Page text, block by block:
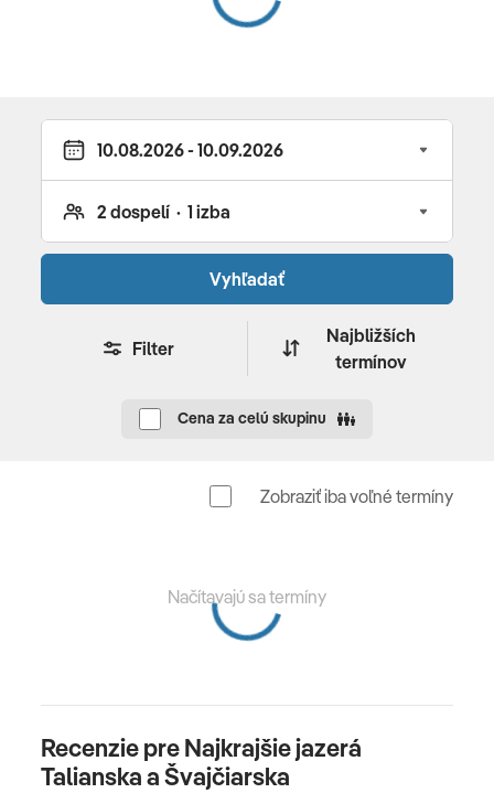
Boromejské ostrovy
4. deň
LOCARNO - BRISSAGO
Dnešný deň strávime vo švajčiarskom meste s
keltskými koreňmi,
. Budeme mať možnosť
vyviezť sa lanovkou k najznámejšej pamiatke mesta- k
pútnickému kostolu Madona del Sasso. Okrem
samotného kostola s množstvom umeleckých diel je tu
jazero. Pre záujemcov budečas na plavbu loďou na
Madona del Sasso
Vstupy. Pobytovú taxu. Cestovné poistenie.
Vyhľadať
Filter
Najbližších
termínov
Cena za celú skupinu
Zobraziť iba voľné termíny
Načítavajú sa termíny
Recenzie pre Najkrajšie jazerá
Talianska a Švajčiarska